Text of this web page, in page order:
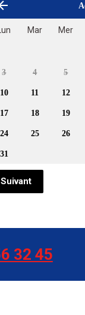
Mar Mer
3 4 5
10 11 12
17 18 19
24 25 26
31
Suivant
32 45